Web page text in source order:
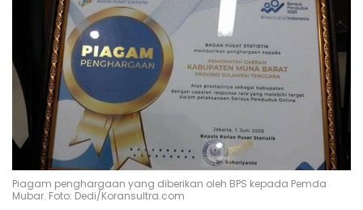
Piagam penghargaan yang diberikan oleh BPS kepada Pemda
Mubar. Foto: Dedi/Koransultra.com